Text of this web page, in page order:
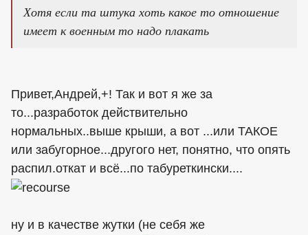
Хотя если та штука хоть какое то отношение
имеет к военным то надо плакать
Привет,Андрей,+! Так и вот я же за
то...разработок действительно
нормальных..выше крыши, а вот ...или ТАКОЕ
или забугорное...другого нет, понятно, что опять
распил.откат и всё...по табуреткински....
ну и в качестве жутки (не себя же